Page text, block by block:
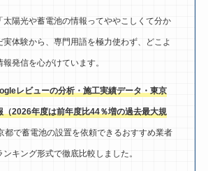
太陽光や蓄電池の情報ってややこしくて分か
体験から、専門用語を極力使わず、どこよ
発信を心がけています。
レビューの分析・施工実績データ・東京
（2026年度は前年度比44％増の過去最大規
都で蓄電池の設置を依頼できるおすすめ業者
キング形式で徹底比較しました。